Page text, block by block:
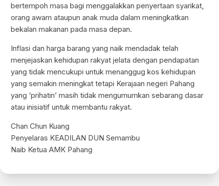
bertempoh masa bagi menggalakkan penyertaan syarikat,
orang awam ataupun anak muda dalam meningkatkan
bekalan makanan pada masa depan.
Inflasi dan harga barang yang naik mendadak telah
menjejaskan kehidupan rakyat jelata dengan pendapatan
yang tidak mencukupi untuk menanggug kos kehidupan
yang semakin meningkat tetapi Kerajaan negeri Pahang
yang ‘prihatin’ masih tidak mengumumkan sebarang dasar
atau inisiatif untuk membantu rakyat.
Chan Chun Kuang
Penyelaras KEADILAN DUN Semambu
Naib Ketua AMK Pahang